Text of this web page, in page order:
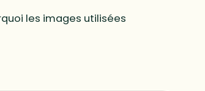
les images utilisées